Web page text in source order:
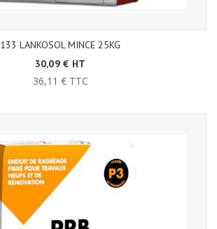
133 LANKOSOL MINCE 25KG
30,09 € HT
36,11 € TTC